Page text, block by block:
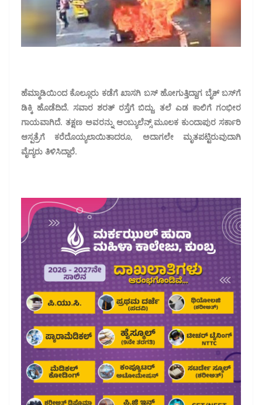
ಹೆಮ್ಮಾಡಿಯಿಂದ ಕೊಲ್ಲೂರು ಕಡೆಗೆ ಖಾಸಗಿ ಬಸ್ ಹೋಗುತ್ತಿದ್ದಾಗ ಬೈಕ್ ಬಸ್‌ಗೆ
ಡಿಕ್ಕಿ ಹೊಡೆದಿದೆ. ಸವಾರ ಶರತ್ ರಸ್ತೆಗೆ ಬಿದ್ದು, ತಲೆ ಎಡ ಕಾಲಿಗೆ ಗಂಭೀರ
ಗಾಯವಾಗಿದೆ. ತಕ್ಷಣ ಅವರನ್ನು ಆಂಬ್ಯುಲೆನ್ಸ್ ಮೂಲಕ ಕುಂದಾಪುರ ಸರ್ಕಾರಿ
ಆಸ್ಪತ್ರೆಗೆ ಕರೆದೊಯ್ಯಲಾಯಿತಾದರೂ, ಅದಾಗಲೇ ಮೃತಪಟ್ಟಿರುವುದಾಗಿ
ವೈದ್ಯರು ತಿಳಿಸಿದ್ದಾರೆ.